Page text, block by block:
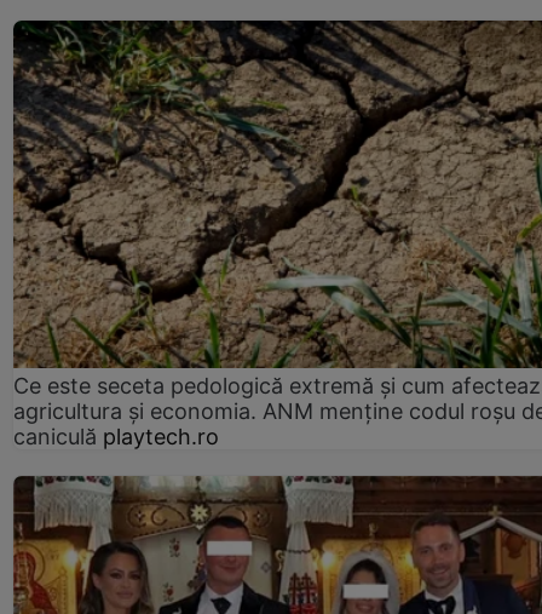
Ce este seceta pedologică extremă și cum
agricultura și economia. ANM menține codul roșu
caniculă playtech.ro